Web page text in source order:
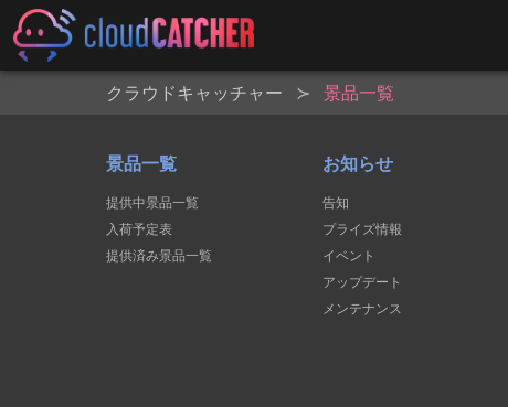
クラウドキャッチャー 景品一覧
景品一覧
提供中景品一覧
入荷予定表
提供済み景品一覧
お知らせ
告知
プライズ情報
イベント
アップデート
メンテナンス